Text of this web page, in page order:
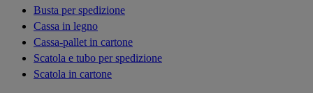
Busta per spedizione
Cassa in legno
Cassa-pallet in cartone
Scatola e tubo per spedizione
Scatola in cartone